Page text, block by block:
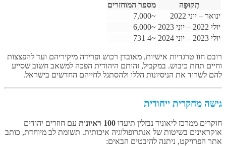
תְקוּפָה
מספר המוחזרים
ינואר – יוני 2022
~7,000
יולי 2022 – יוני 2023
~6,000
יולי 2023 – יוני 2024
~4 731
רובם חוו טרגדיות אישיות, מאובדן רכוש ופרידה מיקיריהם ועד להפצצות
וחיים תחת כיבוש. במקביל, זהותם היהודית הפכה למשאב חשוב שסייע
להם לשרוד את הניסיונות הללו ולהסתגל לחייהם החדשים בישראל.
גישה מחקרית ייחודית
חוקרים ממרכז ליאוניד נבזלין תיעדו 100 ראיונות
עם חוזרים יהודים
אוקראינים בשיטות של אנתרופולוגיה איכותית. תשומת לב מיוחדת, כותב
אתר הפרויקט, ניתנה להיבטים הבאים: